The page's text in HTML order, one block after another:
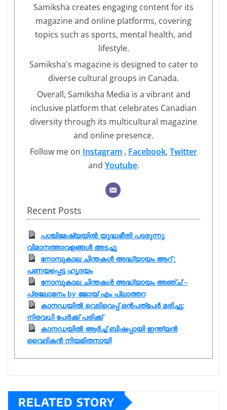
Samiksha creates engaging content for its
magazine and online platforms, covering
topics such as sports, mental health, and
lifestyle.
Samiksha's magazine is designed to cater to
diverse cultural groups in Canada.
Overall, Samiksha Media is a vibrant and
inclusive platform that celebrates Canadian
diversity through its multicultural magazine
and online presence.
Follow me on Instagram , Facebook, Twitter
and Youtube.
Recent Posts
പശ്ചിമേഷ്യയിൽ യുദ്ധഭീതി പടരുന്നു;
വിമാനത്താവളങ്ങൾ അടച്ചു
നോമ്പുകാല ചിന്തകൾ അദ്ധ്യായം ആറ് :
പണയപ്പെട്ട ഹൃദയം
നോമ്പുകാല ചിന്തകൾ അദ്ധ്യായം അഞ്ച് –
പ്രലോഭനം by ജോയ് എം പ്ലാത്തറ
കാനഡയിൽ വെടിവെപ്പ് ഒൻപത്‌പേർ മരിച്ചു;
നിരവധി പേർക്ക് പരിക്ക്
കാനഡയിൽ ആർച്ച് ബിഷപ്പായി ഇന്ത്യൻ
വൈദികൻ നിയമിതനായി
RELATED STORY